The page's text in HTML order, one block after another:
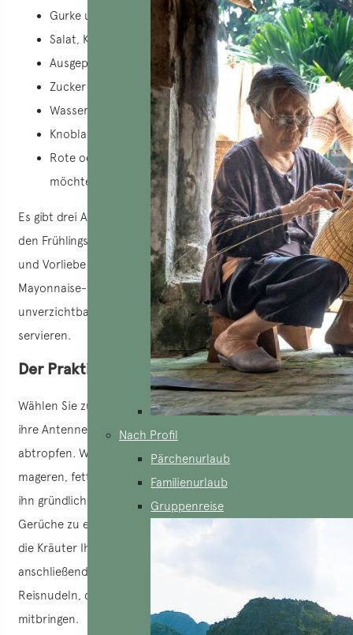
Nach Profil
Pärchenurlaub
Familienurlaub
Gruppenreise
Gurke und Karotten, fein geschnitten, Schnittlauch
Salat, Koriander
Ausgepresste Zitrone
Zucker
Wasser
Knoblauchzehen
Rote oder grüne Chilischoten (wenn Sie scharf essen
möchten)
Es gibt drei Arten von Soßen, die Sie zubereiten und mit
den Frühlingsrollen genießen können. Je nach Geschmack
und Vorliebe können Sie sie mitHoisin-Sauce,Mam Nem,
Mayonnaise-Sauce oder der klassischen nước mắm, einer
unverzichtbaren Sauce in der vietnamesischen Küche,
servieren.
Der Praktische
Wählen Sie zunächst frische Garnelen aus. Entfernen Sie
ihre Antennen, waschen Sie sie und lassen Sie sie
abtropfen. Wählen Sie bei Schweinefleisch nur den
mageren, fettreichen Teil des Bauchs aus und säubern Sie
ihn gründlich. Sie können sie mit Salzwasser waschen, um
Gerüche zu entfernen. Waschen Sie auch die Rohkost und
die Kräuter Ihrer Wahl gründlich und trocknen Sie sie
anschließend ab. Entscheiden Sie sich am besten für lange
Reisnudeln, da diese einen besseren Geschmack
mitbringen.